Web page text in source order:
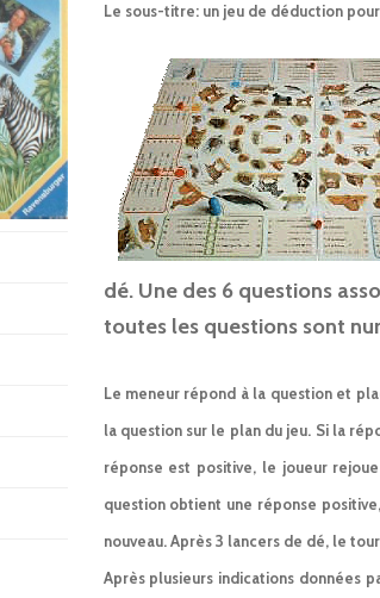
Le sous-titre: un jeu de déduction
dé. Une des 6 questions
toutes les questions sont
Le meneur répond à la question et
la question sur le plan du jeu. Si la
réponse est positive, le joueur
question obtient une réponse
nouveau. Après 3 lancers de dé, le
Après plusieurs indications données